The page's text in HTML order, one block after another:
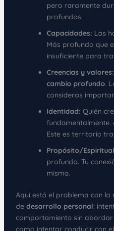
pero raramente
profundos.
Capacidades: Las
Más profundo que
insuficiente para
Creencias y valores:
cambio profundo.
consideras
Identidad: Quién
fundamentalmente.
Este es territorio
Propósito/
profundo. Tu
mismo.
Aquí está el problema con
de desarrollo personal:
comportamiento sin abordar
como intentar conducir con